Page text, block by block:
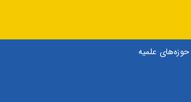
علمیه